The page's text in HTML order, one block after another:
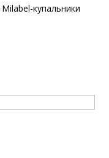
купальники